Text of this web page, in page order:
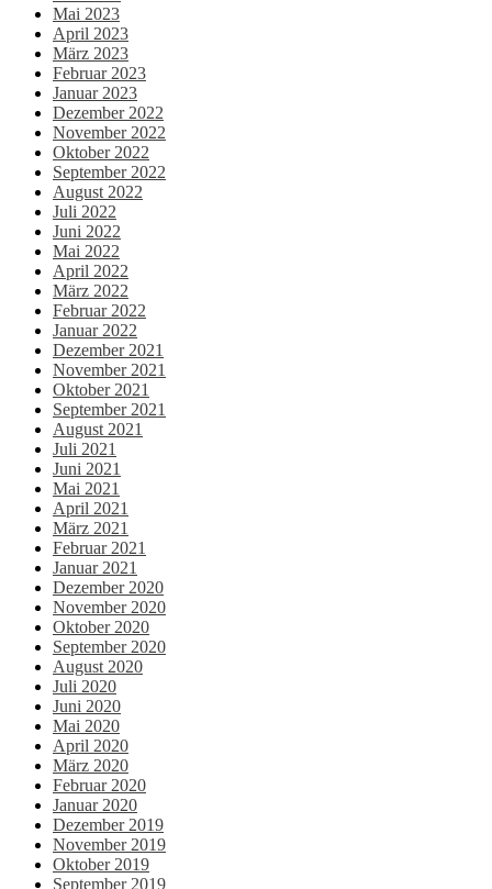
Mai 2023
April 2023
März 2023
Februar 2023
Januar 2023
Dezember 2022
November 2022
Oktober 2022
September 2022
August 2022
Juli 2022
Juni 2022
Mai 2022
April 2022
März 2022
Februar 2022
Januar 2022
Dezember 2021
November 2021
Oktober 2021
September 2021
August 2021
Juli 2021
Juni 2021
Mai 2021
April 2021
März 2021
Februar 2021
Januar 2021
Dezember 2020
November 2020
Oktober 2020
September 2020
August 2020
Juli 2020
Juni 2020
Mai 2020
April 2020
März 2020
Februar 2020
Januar 2020
Dezember 2019
November 2019
Oktober 2019
September 2019